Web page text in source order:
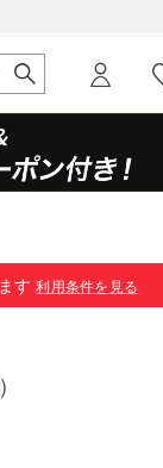
す 利用条件を見る